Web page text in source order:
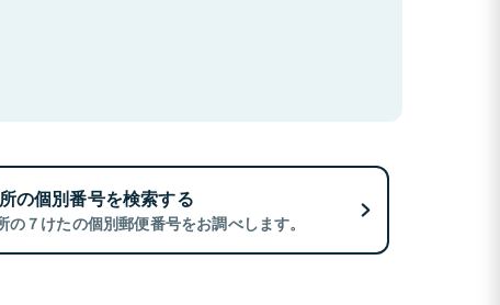
の個別番号を検索する
の７けたの個別郵便番号をお調べします。